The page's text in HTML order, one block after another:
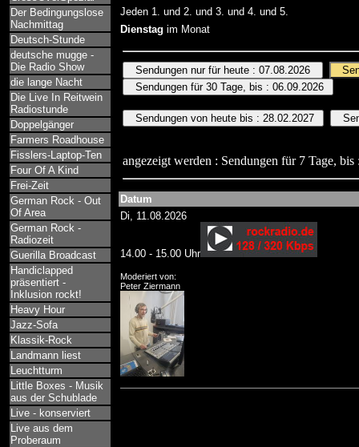
Der Bedingungslose
Nachmittag
Deutsch-Stunde
deutsche mugge -
Die Radio Show
die lange Nacht
Die Live In Reitwein
Radiostunde
Doppelgänger
Farmers Roadhouse
Fisslers-Laptop-Ten
Four Of A Kind
Frei-Zeit
German Rock - Out
Of Area
German Rock -
Radiozeit
Guerilla Broadcast
Handiclapped
präsentiert -
Inklusion rockt!
Heavy Hour
Jazz-Sofa
Klassik-Rock
Landmann liest
Leuchtturm
Little Boxes - Musik
aus der Schublade
Live - konserviert
Live aus dem
Proberaum
Jeden 1. und 2. und 3. und 4. und 5.
Dienstag im Monat
angezeigt werden : Sendungen für 7 Tage, bis
Datum
Di, 11.08.2026
14.00 - 15.00 Uhr
Moderiert von:
Peter Ziermann